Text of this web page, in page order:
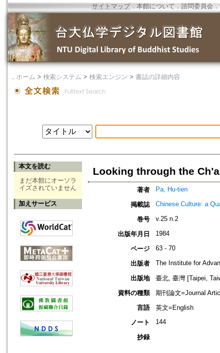
サイトマップ．本館について ． 諮問委員会 ．
． ホーム > 検索システム > 検索エンジン > 書誌の詳細内容
本文を読む
まだ本館にオーソラ
イズされていません
加えサービス
Looking through the
著者 Pa, Hu-tien
掲載誌 Chinese Culture: a
巻号 v.25 n.2
出版年月日 1984
ページ 63 - 70
出版者 The Institute for
出版地
臺北, 臺灣 [Taipei,
資料の種類
期刊論文=Journal
言語
英文=English
ノート
144
抄録